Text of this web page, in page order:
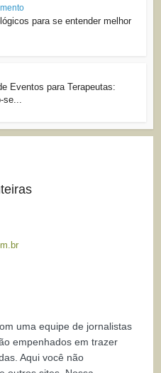
para se entender melhor
Eventos para Terapeutas:
se...
uma equipe de jornalistas
empenhados em trazer
Aqui você não